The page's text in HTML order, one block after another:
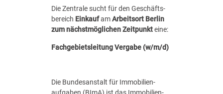
i
n
V
r
b
e
Die Zentrale sucht für den Geschäfts­
bereich EinkaufamArbeits­ort Berlin
zum nächstmöglichen Zeitpunkteine:
Fachgebiets­leitung Vergabe (w/m/d)
Die Bundes­anstalt für Immobilien­